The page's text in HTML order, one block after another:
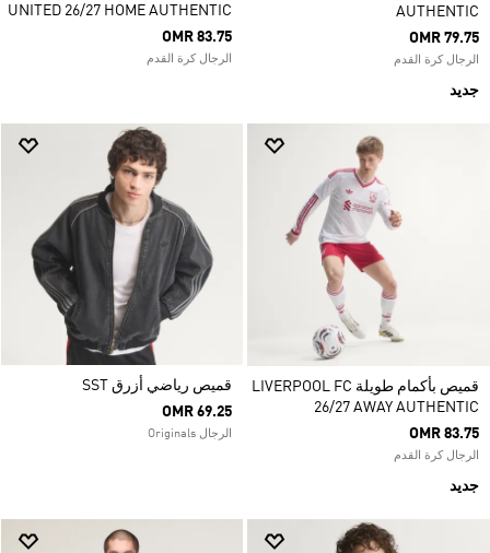
AUTHENTIC
OMR 79.75
الرجال كرة القدم
جديد
UNITED 26/27 HOME AUTHENTIC
OMR 83.75
الرجال كرة القدم
قميص بأكمام طويلة LIVERPOOL FC
26/27 AWAY AUTHENTIC
OMR 83.75
الرجال كرة القدم
جديد
قميص رياضي أزرق SST
OMR 69.25
الرجال Originals